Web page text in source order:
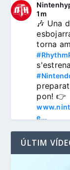
1m
🎶 Una
e...
ÚLTIM